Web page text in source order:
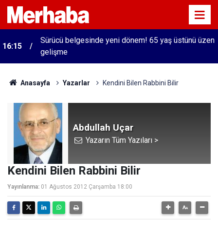
16:15
Sürücü belgesinde yeni dönem! 65 yaş üstünü üzen
gelişme
Anasayfa Yazarlar Kendini Bilen Rabbini Bilir
Abdullah Uçar
Yazarın Tüm Yazıları >
Kendini Bilen Rabbini Bilir
Yayınlanma: 01 Ağustos 2012 Çarşamba 18:00